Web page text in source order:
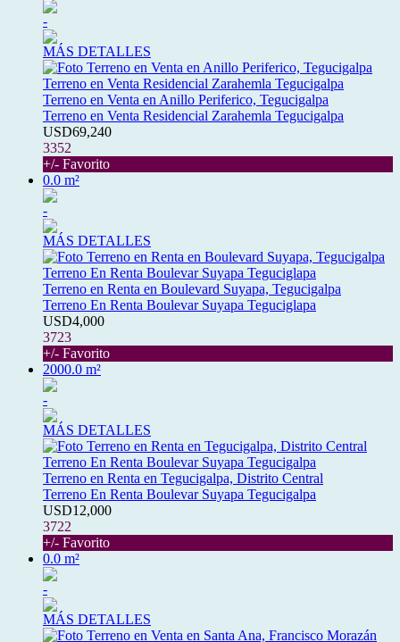
-
MÁS DETALLES
Terreno en Venta en Anillo Periferico, Tegucigalpa
Terreno en Venta Residencial Zarahemla Tegucigalpa
USD69,240
3352
+/- Favorito
0.0 m²
-
MÁS DETALLES
Terreno en Renta en Boulevard Suyapa, Tegucigalpa
Terreno En Renta Boulevar Suyapa Teguciglapa
USD4,000
3723
+/- Favorito
2000.0 m²
-
MÁS DETALLES
Terreno en Renta en Tegucigalpa, Distrito Central
Terreno En Renta Boulevar Suyapa Tegucigalpa
USD12,000
3722
+/- Favorito
0.0 m²
-
MÁS DETALLES